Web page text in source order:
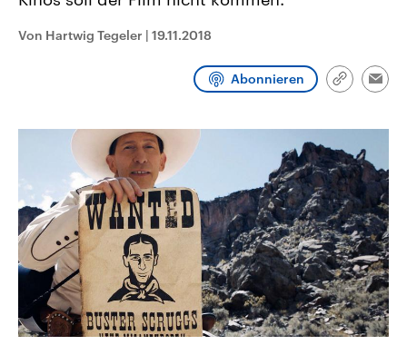
Umfragen, Prognosen,
Wahlprogramme, aktuelle Berichte
und Kandidaten der anstehenden
Von Hartwig Tegeler | 19.11.2018
Abonnieren
Link